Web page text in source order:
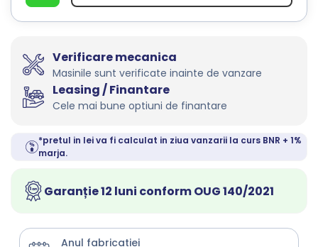
Verificare mecanica
Masinile sunt verificate inainte de vanzare
Leasing / Finantare
Cele mai bune optiuni de finantare
*pretul in lei va fi calculat in ziua vanzarii la curs BNR + 1%
marja.
Garanție 12 luni conform OUG 140/2021
Anul fabricatiei